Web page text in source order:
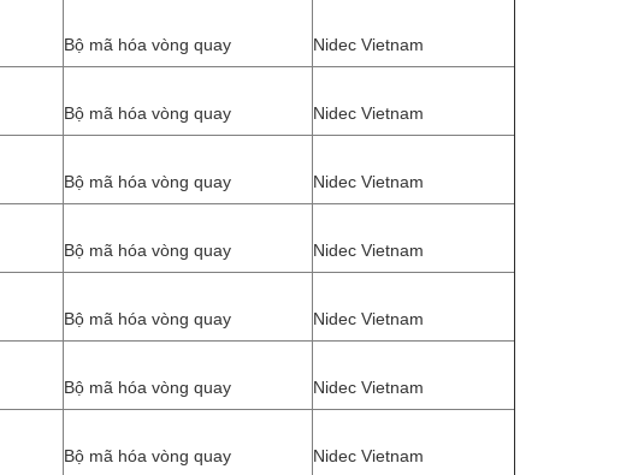
Bộ mã hóa vòng quay Nidec Vietnam
Bộ mã hóa vòng quay Nidec Vietnam
Bộ mã hóa vòng quay Nidec Vietnam
Bộ mã hóa vòng quay Nidec Vietnam
Bộ mã hóa vòng quay Nidec Vietnam
Bộ mã hóa vòng quay Nidec Vietnam
Bộ mã hóa vòng quay Nidec Vietnam